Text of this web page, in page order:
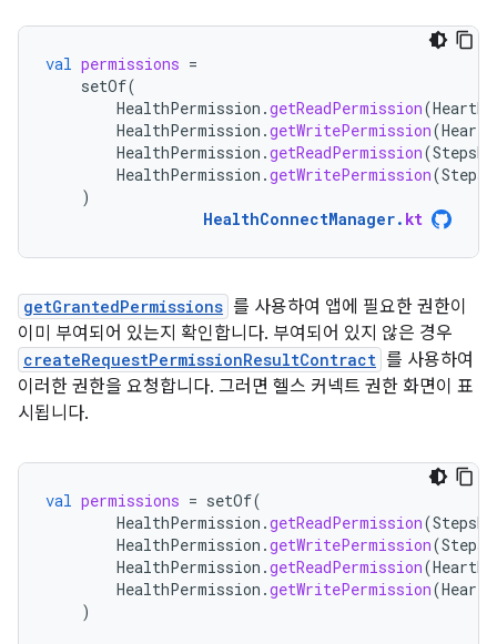
val permissions =
setOf(
HealthPermission .getReadPermission(
HealthPermission .getWritePermission(
HealthPermission .getReadPermission(
HealthPermission .getWritePermission(
)
HealthConnectManager. kt
getGrantedPermissions 를 사용하여 앱에 필요한 권한이
이미 부여되어 있는지 확인합니다. 부여되어 있지 않은 경우
createRequestPermissionResultContract 를 사용하여
이러한 권한을 요청합니다. 그러면 헬스 커넥트 권한 화면이 표
시됩니다.
val permissions = setOf(
HealthPermission .getReadPermission(
HealthPermission .getWritePermission(
HealthPermission .getReadPermission(
HealthPermission .getWritePermission(
)